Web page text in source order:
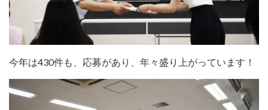
今年は430件も、応募があり、年々盛り上がっています！